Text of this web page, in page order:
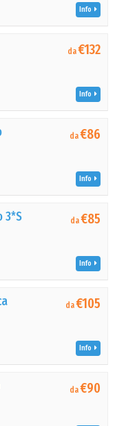
Info
da€132
Info
da€86
Info
3*S da€85
Info
da€105
Info
da€90